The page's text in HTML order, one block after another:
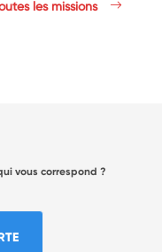
les missions
vous correspond ?